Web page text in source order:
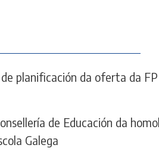
planificación da oferta da FP
de Educación da
Galega